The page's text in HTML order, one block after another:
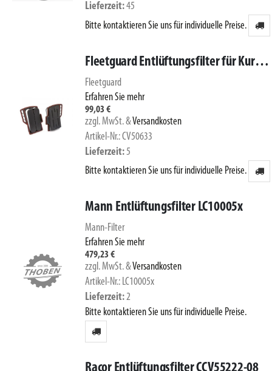
Lieferzeit 45
Bitte kontaktieren Sie uns für individuelle Preise.
Fleetguard Entlüftungsfilter für Kurbelgehäuseentlüftung CV50633
Fleetguard
Erfahren Sie mehr
99,03 €
zzgl. MwSt.&Versandkosten
Artikel-Nr.: CV50633
Lieferzeit 5
Bitte kontaktieren Sie uns für individuelle Preise.
Mann Entlüftungsfilter LC10005x
Mann-Filter
Erfahren Sie mehr
479,23 €
zzgl. MwSt.&Versandkosten
Artikel-Nr.: LC10005x
Lieferzeit 2
Bitte kontaktieren Sie uns für individuelle Preise.
Racor Entlüftungsfilter CCV55222-08